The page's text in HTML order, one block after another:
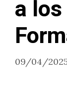
a
09/04/